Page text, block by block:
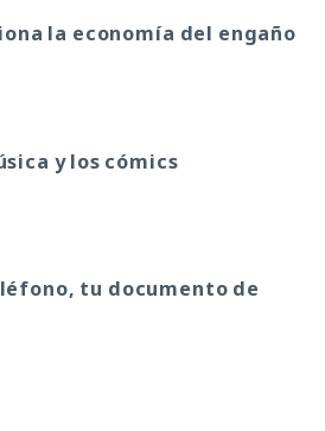
la economía del engaño
y los cómics
tu documento de